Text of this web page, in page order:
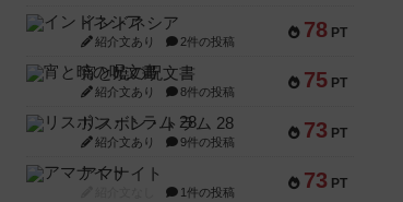
78 PT
インドネシア
紹介文あり 2件の投稿
75 PT
宵と暁の呪文書
紹介文あり 8件の投稿
73 PT
リスボン・トラム 28
紹介文あり 9件の投稿
73 PT
アマナイト
1件の投稿